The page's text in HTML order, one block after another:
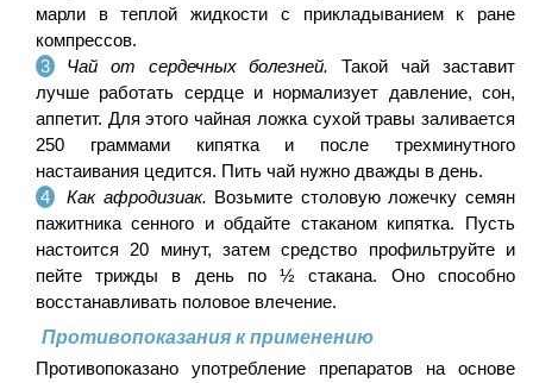
марли в теплой жидкости с прикладыванием к ране
компрессов.
Чай от сердечных болезней.Такой чай заставит
лучше работать сердце и нормализует давление, сон,
аппетит. Для этого чайная ложка сухой травы заливается
250 граммами кипятка и после трехминутного
настаивания цедится. Пить чай нужно дважды в день.
Как афродизиак. Возьмите столовую ложечку семян
пажитника сенного и обдайте стаканом кипятка. Пусть
настоится 20 минут, затем средство профильтруйте и
пейте трижды в день по ½ стакана. Оно способно
восстанавливать половое влечение.
Противопоказания к применению
Противопоказано употребление препаратов на основе